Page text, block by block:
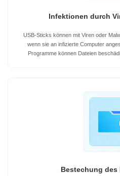
Infektionen durch
USB-Sticks können mit Viren oder
wenn sie an infizierte Computer
Programme können Dateien
Bestechung des